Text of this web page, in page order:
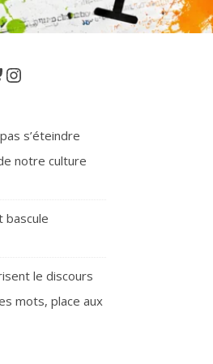
Instagram
s’éteindre
notre culture
bascule
le discours
mots, place aux